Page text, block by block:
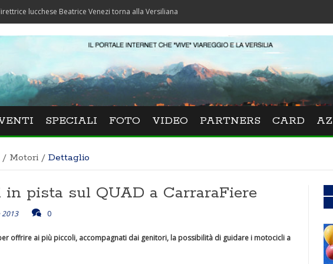
Beatrice Venezi torna alla Versiliana
SPECIALI FOTO VIDEO PARTNERS CARD
/ Motori / Dettaglio
pista sul QUAD a CarraraFiere
2013 0
offrire ai più piccoli, accompagnati dai genitori, la possibilità di guidare i motocicli a